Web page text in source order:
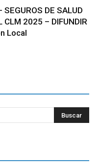
DE SALUD
CLM 2025 – DIFUNDIR
Local